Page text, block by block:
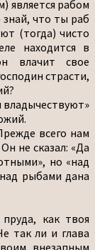
является рабом
знай, что ты раб
(тогда) чисто
находится в
влачит свое
страсти,
владычествуют»
всего нам
не сказал: «Да
но «над
рыбами дана
как твоя
так ли и глава
внезапным